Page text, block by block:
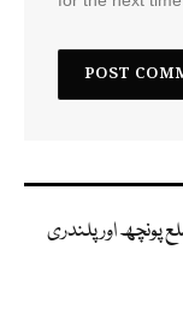
پونچھ اور پلندری